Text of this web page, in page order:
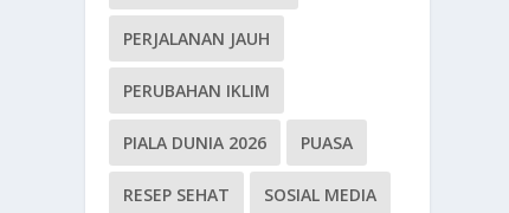
PERJALANAN JAUH
PERUBAHAN IKLIM
PIALA DUNIA 2026 PUASA
RESEP SEHAT SOSIAL MEDIA